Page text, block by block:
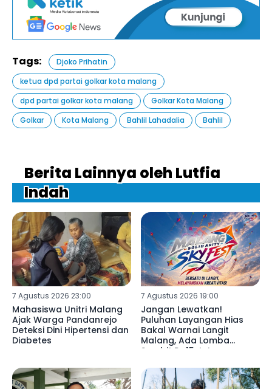
Tags:
Djoko Prihatin
ketua dpd partai golkar kota malang
dpd partai golkar kota malang
Golkar Kota Malang
Golkar
Kota Malang Bahlil Lahadalia Bahlil
Berita Lainnya oleh Lutfia
Indah
7 Agustus 2026 23:00
Mahasiswa Unitri Malang
Ajak Warga Pandanrejo
Deteksi Dini Hipertensi dan
Diabetes
7 Agustus 2026 19:00
Jangan Lewatkan!
Puluhan Layangan Hias
Bakal Warnai Langit
Malang, Ada Lomba
Sambit Rp15 Juta